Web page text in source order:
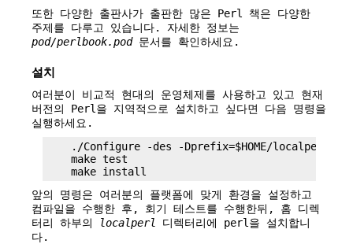
또한 다양한 출판사가 출판한 많은 Perl 책은 다양한
주제를 다루고 있습니다. 자세한 정보는
pod/perlbook.pod문서를 확인하세요.
설치
여러분이 비교적 현대의 운영체제를 사용하고 있고 현재
버전의 Perl을 지역적으로 설치하고 싶다면 다음 명령을
실행하세요.
    ./Configure -des -Dprefix=$HOME/localperl
    make test
앞의 명령은 여러분의 플랫폼에 맞게 환경을 설정하고
컴파일을 수행한 후, 회기 테스트를 수행한뒤, 홈 디렉
터리 하부의
localperl
디렉터리에 perl을 설치합니
다.